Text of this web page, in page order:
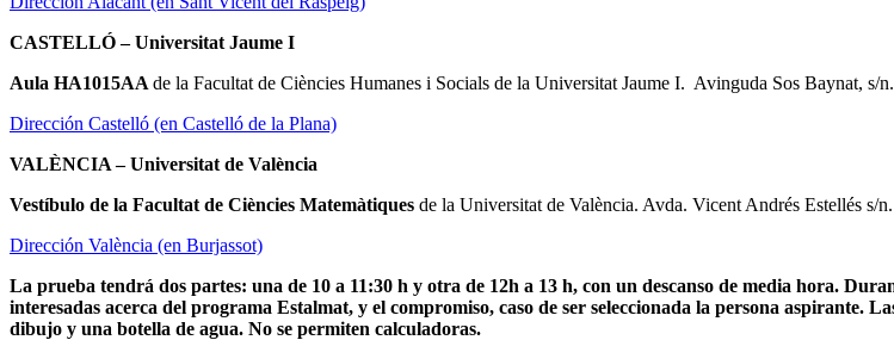
CASTELLÓ – Universitat Jaume I
Aula HA1015AA de la Facultat de Ciències Humanes i Socials de la Universitat Jaume I. Avinguda Sos Baynat, s/
Dirección Castelló (en Castelló de la Plana)
VALÈNCIA – Universitat de València
Vestíbulo de la Facultat de Ciències Matemàtiques de la Universitat de València. Avda. Vicent Andrés Estellés s/n.
Dirección València (en Burjassot)
La prueba tendrá dos partes: una de 10 a 11:30 h y otra de 12h a 13 h, con un descanso de media hora.
interesadas acerca del programa Estalmat, y el compromiso, caso de ser seleccionada la persona aspirante.
dibujo y una botella de agua. No se permiten calculadoras.